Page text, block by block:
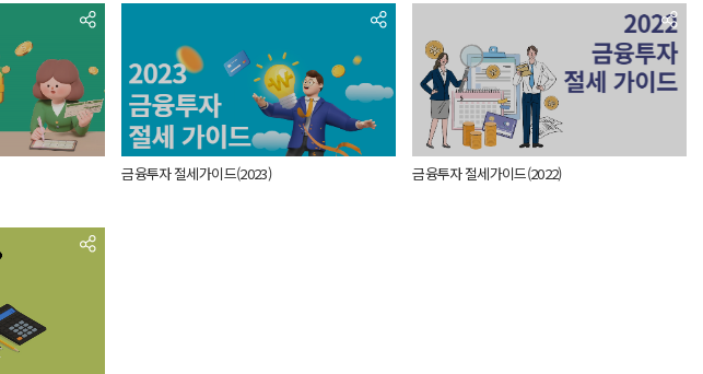
금융투자 절세가이드(2023) 금융투자 절세가이드(2022)